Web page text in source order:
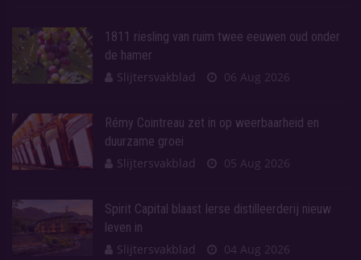
1811 riesling van ruim twee eeuwen oud onder
de hamer
Slijtersvakblad
06 Aug 2026
Rémy Cointreau zet in op weerbaarheid en
duurzame groei
Slijtersvakblad
05 Aug 2026
Spirit Capital blaast Ierse distilleerderij nieuw
leven in
Slijtersvakblad
04 Aug 2026